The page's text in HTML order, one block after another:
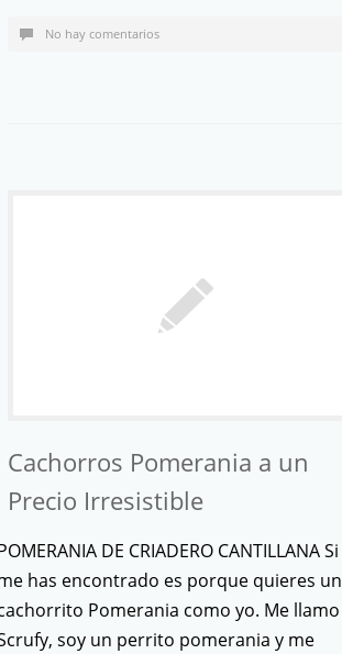
No hay comentarios
Cachorros Pomerania a un
Precio Irresistible
DE CRIADERO CANTILLANA Si
has encontrado es porque quieres un
Pomerania como yo. Me llamo
soy un perrito pomerania y me